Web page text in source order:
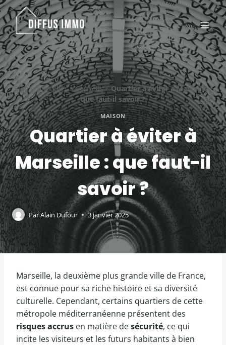
Aller
au
contenu
Blog immobilier»Conseils»Quartier à éviter à Marseille :
que faut-il savoir ?
MAISON
Quartier à éviter à
Marseille : que faut-il
savoir ?
ParAlain Dufour 3 janvier 2025
Marseille, la deuxième plus grande ville de France,
est connue pour sa riche histoire et sa diversité
culturelle. Cependant, certains quartiers de cette
métropole méditerranéenne présentent des
risques accrus en matière desécurité, ce qui
incite les visiteurs et les futurs habitants à bien